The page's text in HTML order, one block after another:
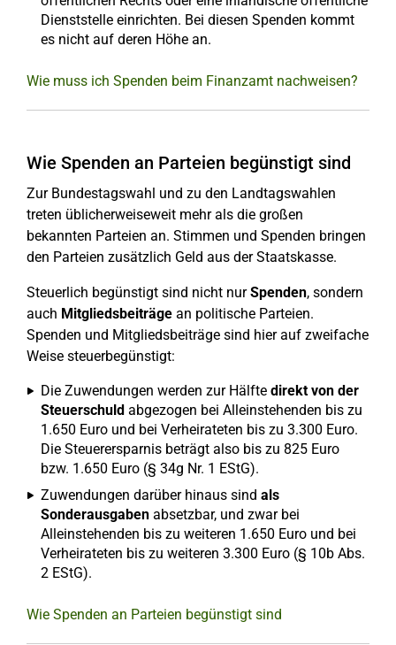
Dienststelle einrichten. Bei diesen Spenden kommt
es nicht auf deren Höhe an.
Wie muss ich Spenden beim Finanzamt nachweisen?
Wie Spenden an Parteien begünstigt sind
Zur Bundestagswahl und zu den Landtagswahlen
treten üblicherweiseweit mehr als die großen
bekannten Parteien an. Stimmen und Spenden bringen
den Parteien zusätzlich Geld aus der Staatskasse.
Steuerlich begünstigt sind nicht nurSpenden, sondern
auch Mitgliedsbeiträge an politische Parteien.
Spenden und Mitgliedsbeiträge sind hier auf zweifache
Weise steuerbegünstigt:
Die Zuwendungen werden zur Hälfte direkt von der
Steuerschuld abgezogen bei Alleinstehenden bis zu
1.650 Euro und bei Verheirateten bis zu 3.300 Euro.
Die Steuerersparnis beträgt also bis zu 825 Euro
bzw. 1.650 Euro (§ 34g Nr. 1 EStG).
Zuwendungen darüber hinaus sind als
Sonderausgaben absetzbar, und zwar bei
Alleinstehenden bis zu weiteren 1.650 Euro und bei
Verheirateten bis zu weiteren 3.300 Euro (§ 10b Abs.
2 EStG).
Wie Spenden an Parteien begünstigt sind